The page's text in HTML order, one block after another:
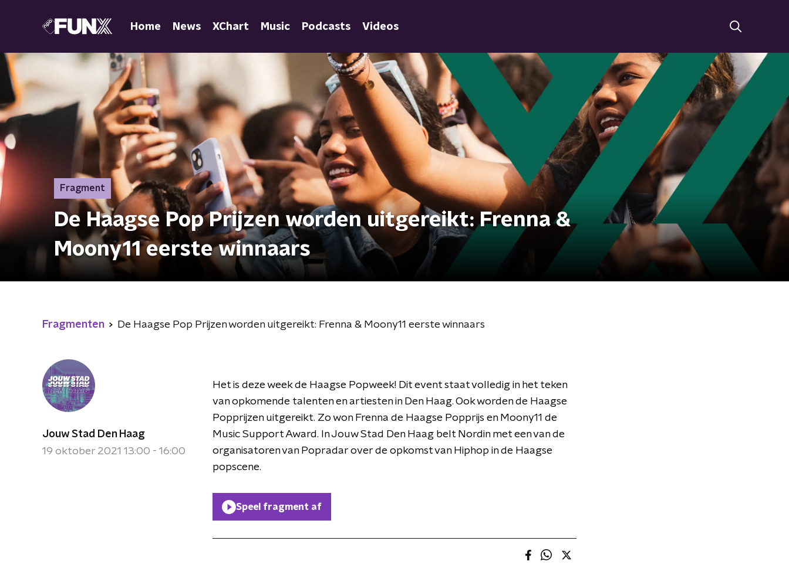
Home News XChart Music Podcasts Videos
Fragment
De Haagse Pop Prijzen worden uitgereikt: Frenna &
Moony11 eerste winnaars
Fragmenten De Haagse Pop Prijzen worden uitgereikt: Frenna & Moony11 eerste winnaars
Jouw Stad Den Haag
19 oktober 2021 13:00 - 16:00
Het is deze week de Haagse Popweek! Dit event staat volledig in het teken
van opkomende talenten en artiesten in Den Haag. Ook worden de Haagse
Popprijzen uitgereikt. Zo won Frenna de Haagse Popprijs en Moony11 de
Music Support Award. In Jouw Stad Den Haag belt Nordin met een van de
organisatoren van Popradar over de opkomst van Hiphop in de Haagse
popscene.
Speel fragment af